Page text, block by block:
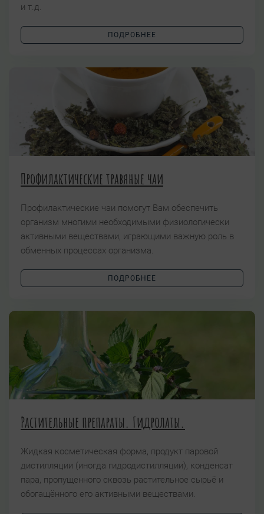
и т.д.
ПОДРОБНЕЕ
Профилактические травяные чаи
Профилактические чаи помогут Вам обеспечить
организм многими необходимыми физиологически
активными веществами, играющими важную роль в
обменных процессах организма.
ПОДРОБНЕЕ
Растительные препараты. Гидролаты.
Жидкая косметическая форма, продукт паровой
дистилляции (иногда гидродистилляции), конденсат
пара, пропущенного сквозь растительное сырьё и
обогащённого его активными веществами.